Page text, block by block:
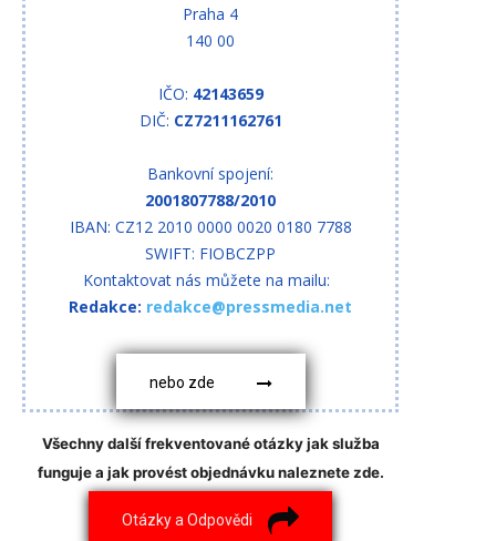
Praha 4
140 00
IČO: 42143659
DIČ: CZ7211162761
Bankovní spojení:
2001807788/2010
IBAN: CZ12 2010 0000 0020 0180 7788
SWIFT: FIOBCZPP
Kontaktovat nás můžete na mailu:
Redakce: redakce@pressmedia.net
nebo zde
Všechny další frekventované otázky jak služba
funguje a jak provést objednávku naleznete zde.
Otázky a Odpovědi